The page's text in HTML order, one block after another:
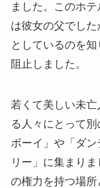
ました。このホ
は彼女の父でし
としているのを
阻止しました。
若くて美しい未
る人々にとって
ボーイ」や「ダ
リー」に集まり
の権力を持つ場